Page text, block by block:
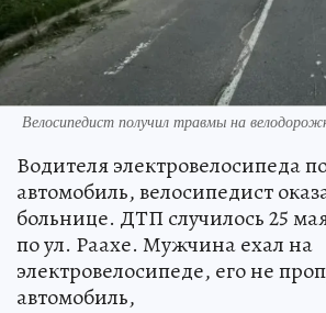
Велосипедист получил травмы на
Водителя электровелосипеда
автомобиль, велосипедист
больнице. ДТП случилось 25
по ул. Раахе. Мужчина ехал на
электровелосипеде, его не
автомобиль,